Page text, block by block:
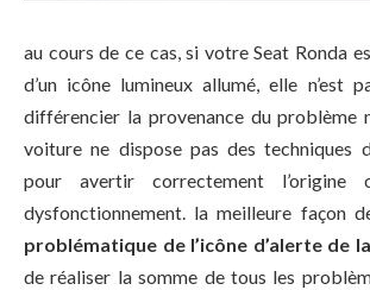
au cours de ce cas, si votre Seat Ronda
d’un icône lumineux allumé, elle n’est
différencier la provenance du problème
voiture ne dispose pas des techniques
pour avertir correctement
dysfonctionnement. la meilleure façon
problématique de l’icône d’alerte de
de réaliser la somme de tous les